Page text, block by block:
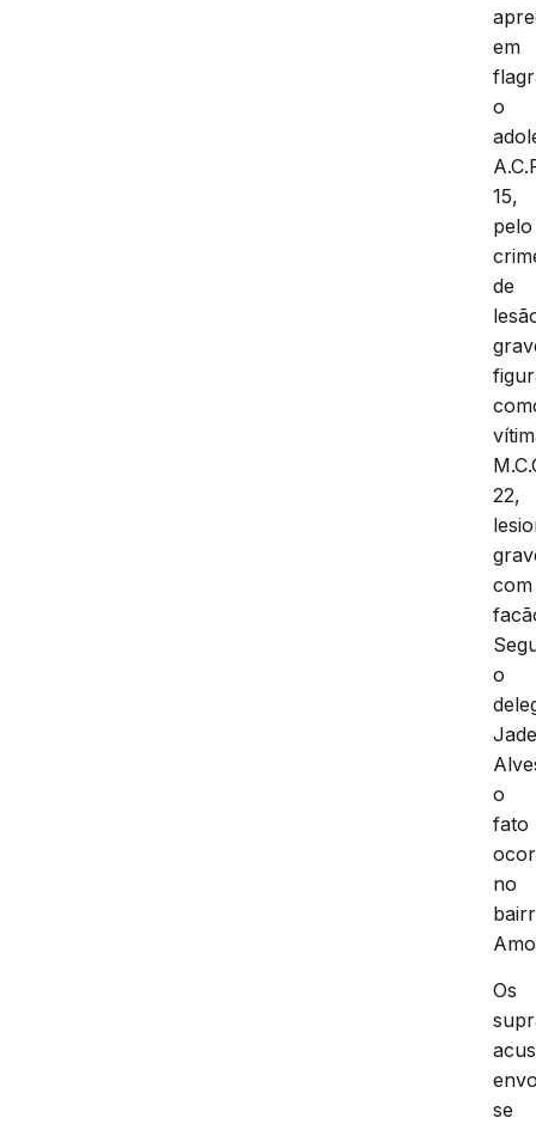
em
o
15,
pelo
de
22,
com
o
o
fato
no
Os
se